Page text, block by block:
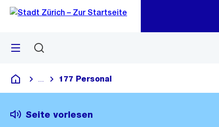
Navigation
Sprunglink
Menü
Deutsch
Blende alle Breadcrumbs ein
177 Personal
Seite vorlesen